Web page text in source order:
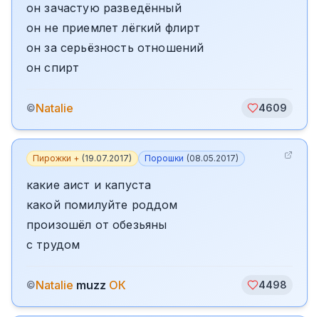
он зачастую разведённый
он не приемлет лёгкий флирт
он за серьёзность отношений
он спирт
©Natalie 4609
Пирожки + (19.07.2017) Порошки (08.05.2017)
какие аист и капуста
какой помилуйте роддом
произошёл от обезьяны
с трудом
©Natalie muzz ОК 4498